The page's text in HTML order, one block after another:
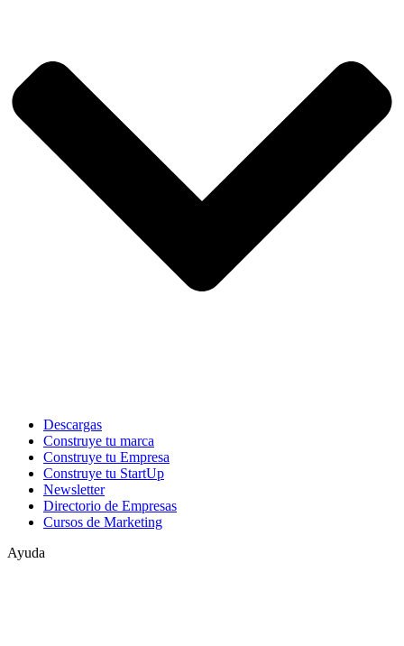
Descargas
Construye tu marca
Construye tu Empresa
Construye tu StartUp
Newsletter
Directorio de Empresas
Cursos de Marketing
Ayuda